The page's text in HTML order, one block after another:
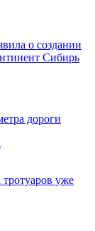
о создании
Сибирь
дороги
уже